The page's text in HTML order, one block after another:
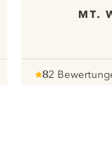
MT.
82